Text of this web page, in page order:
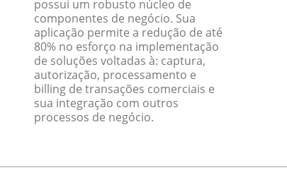
possui um robusto núcleo de
componentes de negócio. Sua
aplicação permite a redução de até
80% no esforço na implementação
de soluções voltadas à: captura,
autorização, processamento e
billing de transações comerciais e
sua integração com outros
processos de negócio.